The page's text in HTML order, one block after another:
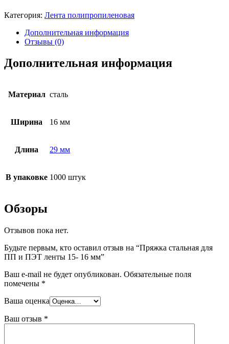
Категория: Лента полипропиленовая
Дополнительная информация
Отзывы (0)
Дополнительная информация
Материал сталь
Ширина 16 мм
Длина 29 мм
В упаковке 1000 штук
Обзоры
Отзывов пока нет.
Будьте первым, кто оставил отзыв на “Пряжка стальная для
ПП и ПЭТ ленты 15- 16 мм”
Ваш e-mail не будет опубликован. Обязательные поля
помечены *
Ваша оценка
Ваш отзыв *